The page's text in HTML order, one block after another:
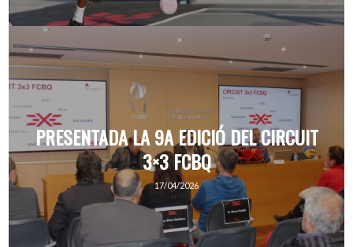
PRESENTADA LA 9A EDICIÓ DEL CIRCUIT
3×3 FCBQ
17/04/2026